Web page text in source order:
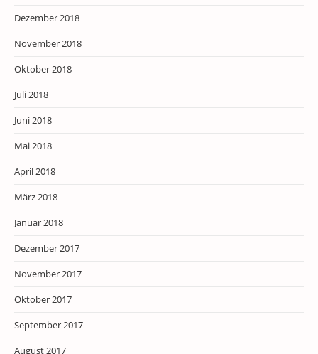
Dezember 2018
November 2018
Oktober 2018
Juli 2018
Juni 2018
Mai 2018
April 2018
März 2018
Januar 2018
Dezember 2017
November 2017
Oktober 2017
September 2017
August 2017